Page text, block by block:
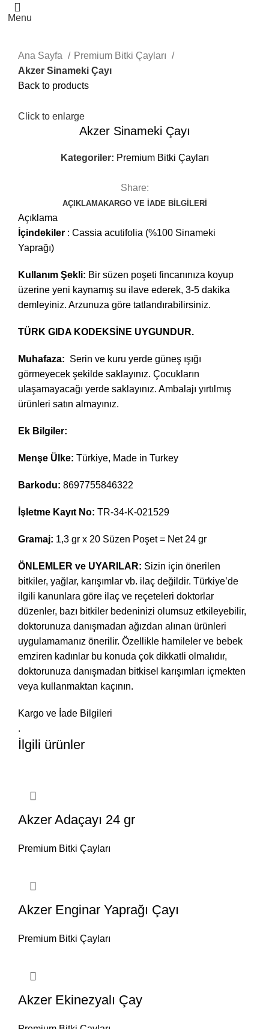
Menu
Ana Sayfa
Premium Bitki Çayları
Akzer Sinameki Çayı
Back to products
Click to enlarge
Akzer Sinameki Çayı
Kategoriler: Premium Bitki Çayları
Share:
AÇIKLAMAKARGO VE İADE BILGILERI
Açıklama
İçindekiler : Cassia acutifolia (%100 Sinameki
Yaprağı)
Kullanım Şekli: Bir süzen poşeti fincanınıza koyup
üzerine yeni kaynamış su ilave ederek, 3-5 dakika
demleyiniz. Arzunuza göre tatlandırabilirsiniz.
TÜRK GIDA KODEKSİNE UYGUNDUR.
Muhafaza: Serin ve kuru yerde güneş ışığı
görmeyecek şekilde saklayınız. Çocukların
ulaşamayacağı yerde saklayınız. Ambalajı yırtılmış
ürünleri satın almayınız.
Ek Bilgiler:
Menşe Ülke: Türkiye, Made in Turkey
Barkodu: 8697755846322
İşletme Kayıt No: TR-34-K-021529
Gramaj: 1,3 gr x 20 Süzen Poşet = Net 24 gr
ÖNLEMLER ve UYARILAR: Sizin için önerilen
bitkiler, yağlar, karışımlar vb. ilaç değildir. Türkiye’de
ilgili kanunlara göre ilaç ve reçeteleri doktorlar
düzenler, bazı bitkiler bedeninizi olumsuz etkileyebilir,
doktorunuza danışmadan ağızdan alınan ürünleri
uygulamamanız önerilir. Özellikle hamileler ve bebek
emziren kadınlar bu konuda çok dikkatli olmalıdır,
doktorunuza danışmadan bitkisel karışımları içmekten
veya kullanmaktan kaçının.
Kargo ve İade Bilgileri
.
İlgili ürünler
Akzer Adaçayı 24 gr
Premium Bitki Çayları
Akzer Enginar Yaprağı Çayı
Premium Bitki Çayları
Akzer Ekinezyalı Çay